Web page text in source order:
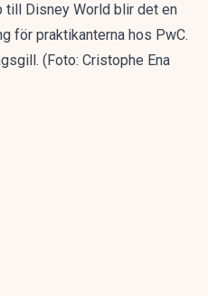
Disney World blir det en
för praktikanterna hos PwC.
(Foto: Cristophe Ena